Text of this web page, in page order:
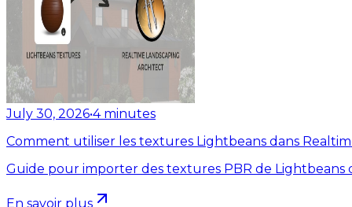
July 30, 2026•4 minutes
Comment utiliser les textures Lightbeans dans
Guide pour importer des textures PBR de Lightbeans
En savoir plus